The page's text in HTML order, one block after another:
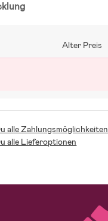
Alter Preis
alle Zahlungsmöglichkeiten
alle Lieferoptionen